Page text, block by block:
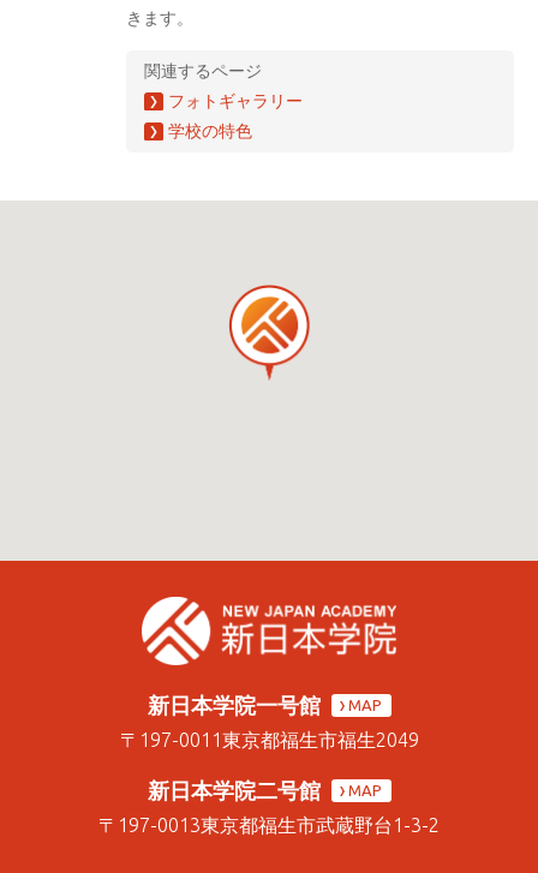
きます。
関連するページ
フォトギャラリー
学校の特色
新日本学院一号館 MAP
〒197-0011東京都福生市福生2049
新日本学院二号館 MAP
〒197-0013東京都福生市武蔵野台1-3-2